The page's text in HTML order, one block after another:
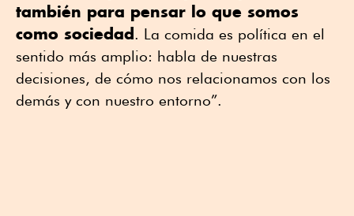
también para pensar lo que somos
como sociedad. La comida es política en el
sentido más amplio: habla de nuestras
decisiones, de cómo nos relacionamos con los
demás y con nuestro entorno”.